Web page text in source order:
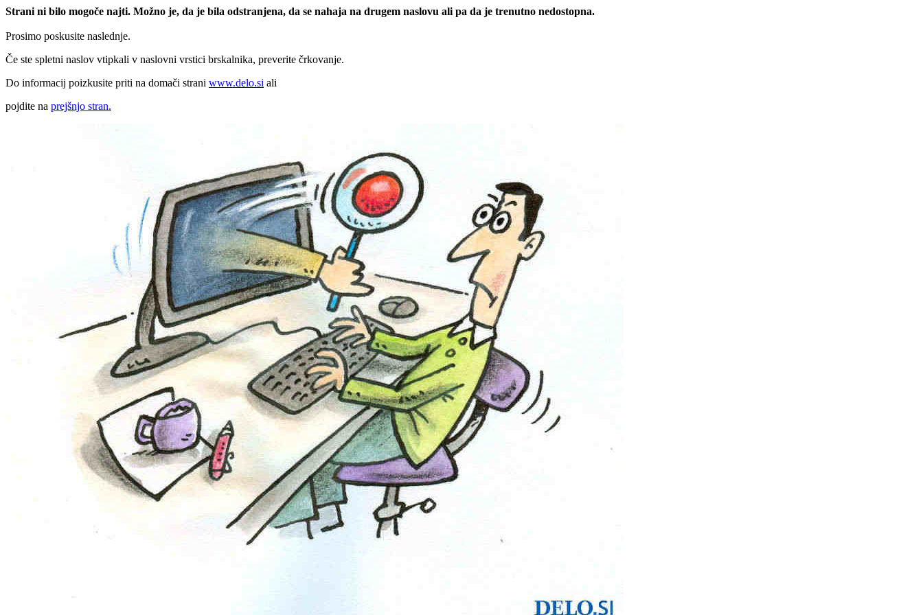
Strani ni bilo mogoče najti. Možno je, da je bila odstranjena, da se nahaja na drugem naslovu ali pa da je trenutno nedostopna.
Prosimo poskusite naslednje.
Če ste spletni naslov vtipkali v naslovni vrstici brskalnika, preverite črkovanje.
Do informacij poizkusite priti na domači strani www.delo.si ali
pojdite na prejšnjo stran.